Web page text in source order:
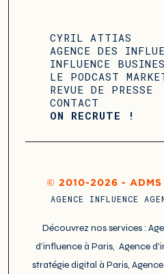
CYRIL ATTIAS
AGENCE DES
INFLUENCE
LE PODCAST
REVUE DE PRESSE
CONTACT
ON RECRUTE !
© 2010-2026 - ADMS
AGENCE INFLUENCE
Découvrez nos services :
d’influence à Paris, Agence
stratégie digital à Paris,